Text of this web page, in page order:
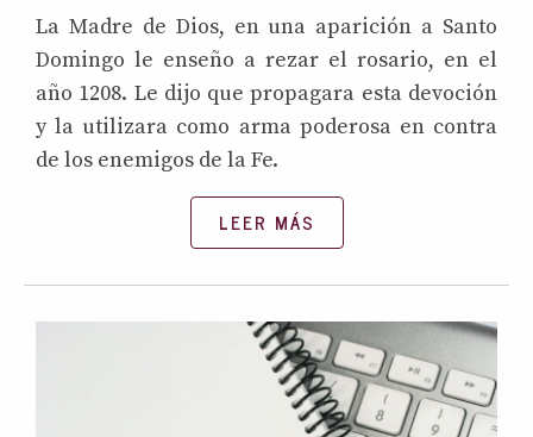
La Madre de Dios, en una aparición a Santo
Domingo le enseño a rezar el rosario, en el
año 1208. Le dijo que propagara esta devoción
y la utilizara como arma poderosa en contra
de los enemigos de la Fe.
LEER MÁS